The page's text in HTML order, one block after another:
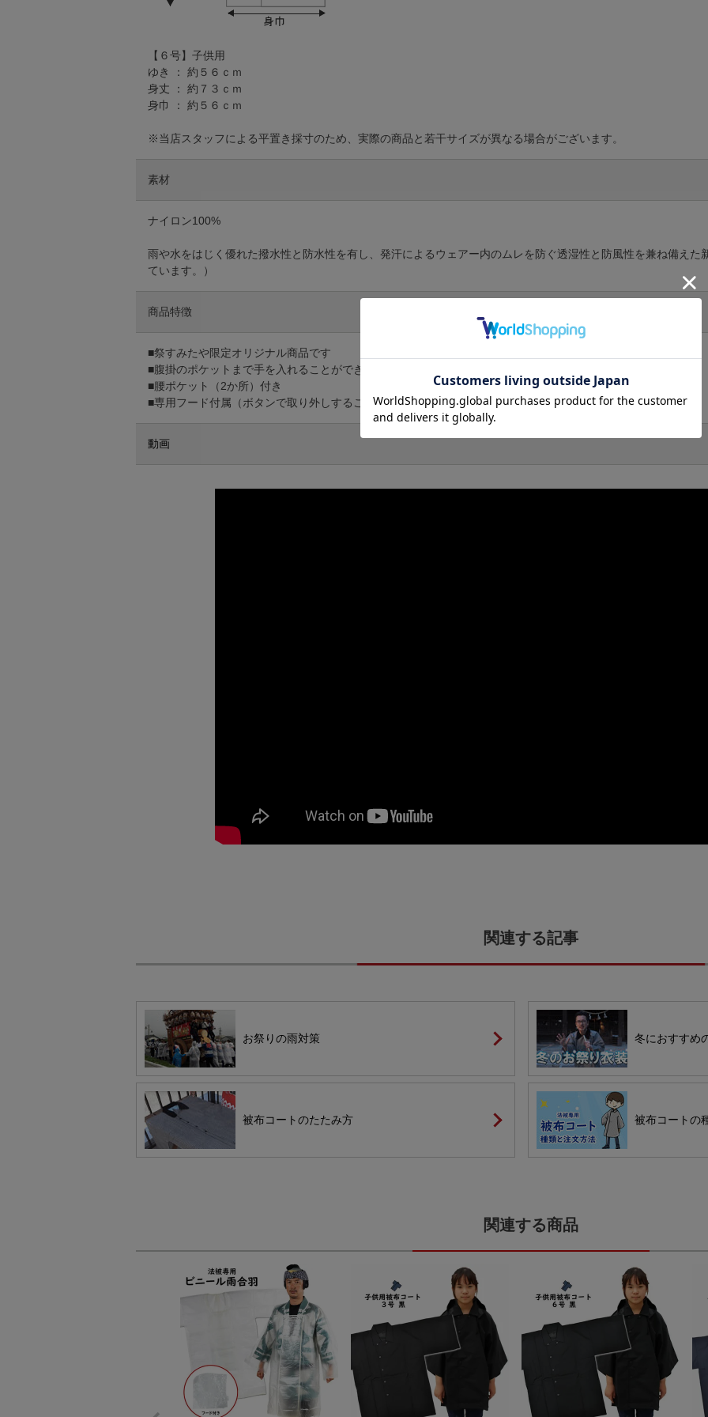
【６号】子供用
ゆき ： 約５６ｃｍ
身丈 ： 約７３ｃｍ
身巾 ： 約５６ｃｍ
※当店スタッフによる平置き採寸のため、実際の商品と若干サイズが異なる場合がございます。
素材
ナイロン100%
雨や水をはじく優れた撥水性と防水性を有し、発汗によるウェアー内のムレを防ぐ透湿性と防風性を兼ね備えた
ています。）
商品特徴
■祭すみたや限定オリジナル商品です
■腹掛のポケットまで手を入れることができるポケット付き
■腰ポケット（2か所）付き
■専用フード付属（ボタンで取り外しすることができます）
お祭りの雨対策 冬におすすめ
被布コートのたたみ方 被布コートの
関連する商品